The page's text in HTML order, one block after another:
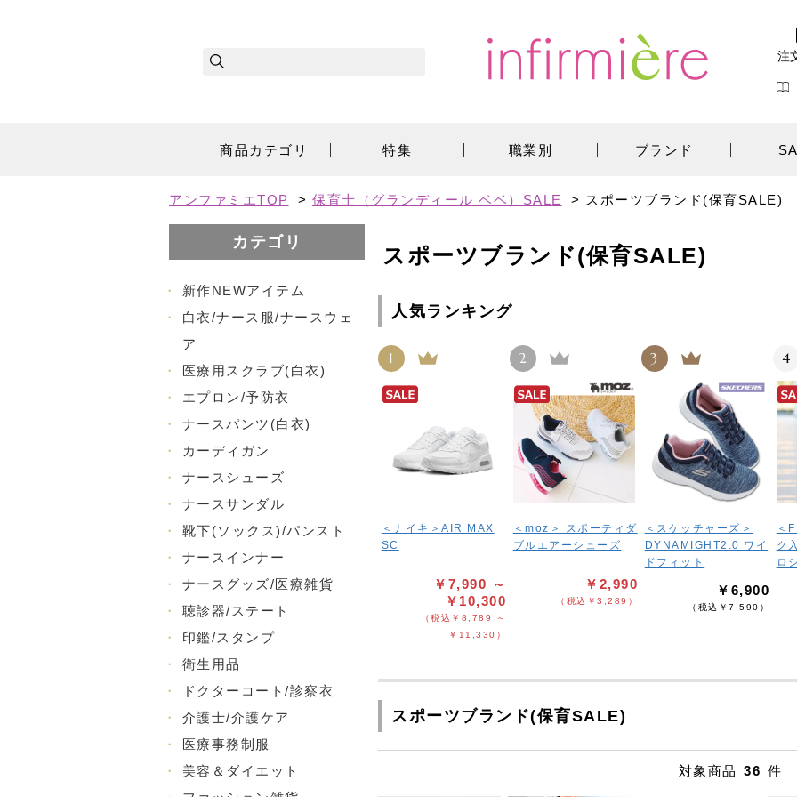
注
商品カテゴリ 特集 職業別 ブランド
アンファミエTOP > 保育士（グランディール ベベ）SALE > スポーツブランド(保育SALE)
カテゴリ
・
新作NEWアイテム
・
白衣/ナース服/ナースウェ
ア
・
医療用スクラブ(白衣)
・
エプロン/予防衣
・
ナースパンツ(白衣)
・
カーディガン
・
ナースシューズ
・
ナースサンダル
・
靴下(ソックス)/パンスト
・
ナースインナー
・
ナースグッズ/医療雑貨
・
聴診器/ステート
・
印鑑/スタンプ
・
衛生用品
・
ドクターコート/診察衣
・
介護士/介護ケア
・
医療事務制服
・
美容＆ダイエット
スポーツブランド(保育SALE)
人気ランキング
1
＜ナイキ＞AIR MAX
SC
￥7,990 ～
￥10,300
（税込￥8,789 ～
￥11,330）
2
＜moz＞ スポーティダ
ブルエアーシューズ
￥2,990
（税込￥3,289）
3
＜スケッチャーズ＞
DYNAMIGHT2.0 ワイ
ドフィット
￥6,900
（税込￥7,590）
4
＜
ク
ロ
スポーツブランド(保育SALE)
対象商品 36 件